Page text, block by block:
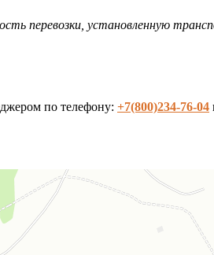
перевозки, установленную
по телефону: +7(800)234-76-04